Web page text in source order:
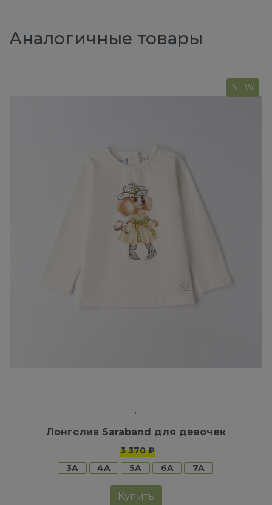
Аналогичные товары
NEW
Лонгслив Saraband для девочек
3 370 ₽
3A
4A 5A 6A 7A
Купить